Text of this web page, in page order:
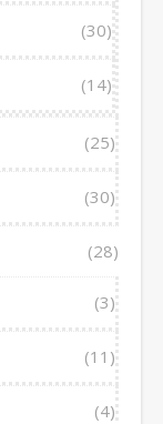
(30)
(14)
(25)
(30)
(28)
(3)
(11)
(4)